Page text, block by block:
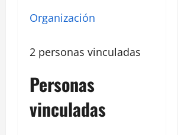
Organización
2 personas vinculadas
Personas
vinculadas